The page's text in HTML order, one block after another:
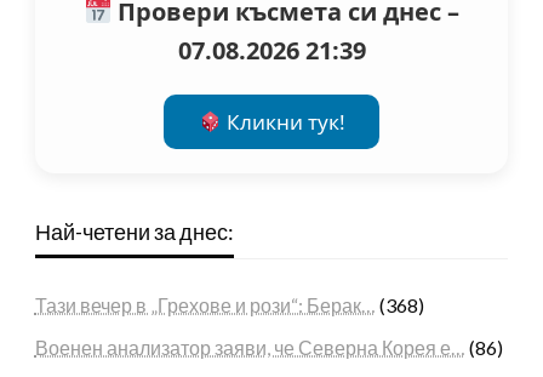
Провери късмета си днес –
07.08.2026 21:39
Кликни тук!
Най-четени за днес:
Тази вечер в „Грехове и рози“: Берак… (368)
Военен анализатор заяви, че Северна Корея е… (86)